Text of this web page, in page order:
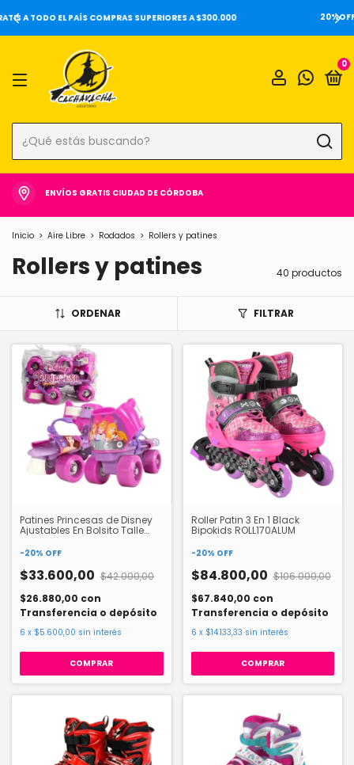
20%OFF SOBRE PRECIOS DE LOCALES Y 6 CUOTAS SIN INTERÉS ⚡️
0
ENVÍOS GRATIS CIUDAD DE CÓRDOBA
Inicio > Aire Libre > Rodados > Rollers y patines
Rollers y patines 40 productos
ORDENAR FILTRAR
Patines Princesas de Disney
Ajustables En Bolsito Talle
-20% OFF
$33.600,00 $42.000,00
$26.880,00 con
Transferencia o depósito
6 x $5.600,00 sin interés
Roller Patin 3 En 1 Black
Bipokids ROLL170ALUM
-20% OFF
$84.800,00 $106.000,00
$67.840,00 con
Transferencia o depósito
6 x $14.133,33 sin interés
COMPRAR